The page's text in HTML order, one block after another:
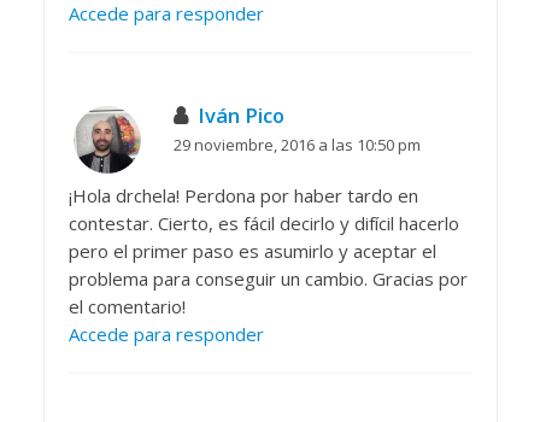
Accede para responder
Iván Pico
29 noviembre, 2016 a las 10:50 pm
¡Hola drchela! Perdona por haber tardo en
contestar. Cierto, es fácil decirlo y difícil hacerlo
pero el primer paso es asumirlo y aceptar el
problema para conseguir un cambio. Gracias por
el comentario!
Accede para responder